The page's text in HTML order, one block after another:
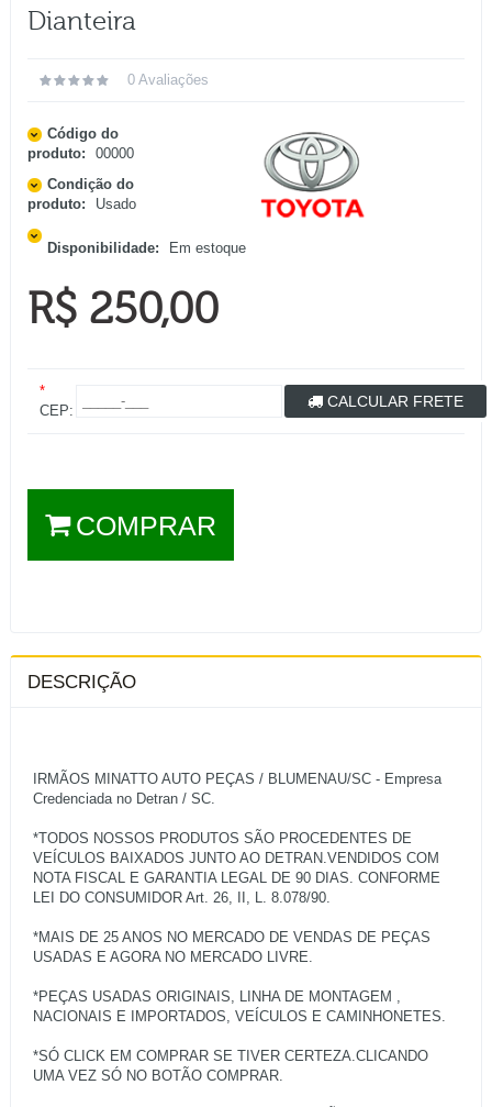
Dianteira
0 Avaliações
Código do
produto:
00000
Condição do
produto:
Usado
Disponibilidade: Em estoque
R$ 250,00
*
CEP:
CALCULAR FRETE
COMPRAR
DESCRIÇÃO
IRMÃOS MINATTO AUTO PEÇAS / BLUMENAU/SC - Empresa
Credenciada no Detran / SC.
*TODOS NOSSOS PRODUTOS SÃO PROCEDENTES DE
VEÍCULOS BAIXADOS JUNTO AO DETRAN.VENDIDOS COM
NOTA FISCAL E GARANTIA LEGAL DE 90 DIAS. CONFORME
LEI DO CONSUMIDOR Art. 26, II, L. 8.078/90.
*MAIS DE 25 ANOS NO MERCADO DE VENDAS DE PEÇAS
USADAS E AGORA NO MERCADO LIVRE.
*PEÇAS USADAS ORIGINAIS, LINHA DE MONTAGEM ,
NACIONAIS E IMPORTADOS, VEÍCULOS E CAMINHONETES.
*SÓ CLICK EM COMPRAR SE TIVER CERTEZA.CLICANDO
UMA VEZ SÓ NO BOTÃO COMPRAR.